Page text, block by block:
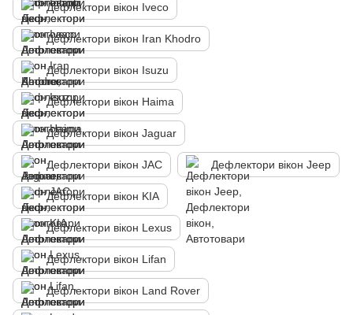
Дефлектори вікон Iveco
Дефлектори вікон Iran Khodro
Дефлектори вікон Isuzu
Дефлектори вікон Haima
Дефлектори вікон Jaguar
Дефлектори вікон JAC Дефлектори вікон Jeep
Дефлектори вікон KIA
Дефлектори вікон Lexus
Дефлектори вікон Lifan
Дефлектори вікон Land Rover